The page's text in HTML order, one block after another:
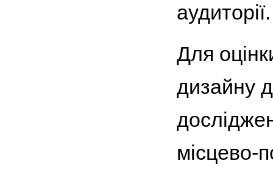
аудиторії.
Для
дизайну